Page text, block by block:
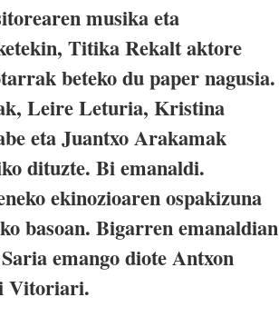
musika eta
Titika Rekalt aktore
beteko du paper nagusia.
Leire Leturia, Kristina
eta Juantxo Arakamak
dituzte. Bi emanaldi.
ekinozioaren ospakizuna
basoan. Bigarren emanaldian
emango diote Antxon
Vitoriari.